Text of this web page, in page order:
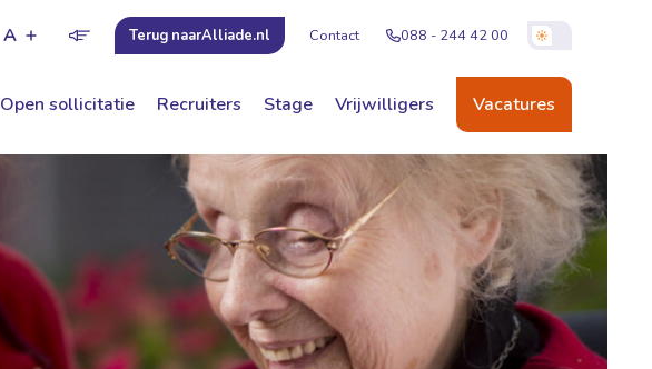
A Terug naarAlliade.nl Contact 088 - 244 42 00
Open sollicitatie Recruiters Stage Vrijwilligers Vacatures